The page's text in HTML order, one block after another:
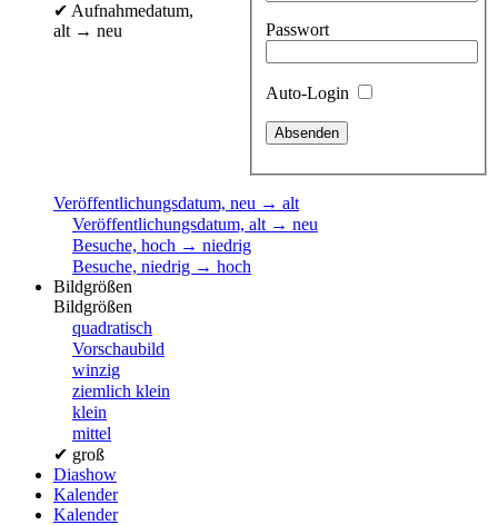
Passwort
Auto-Login
✔ Aufnahmedatum,
alt → neu
Veröffentlichungsdatum, neu → alt
Veröffentlichungsdatum, alt → neu
Besuche, hoch → niedrig
Besuche, niedrig → hoch
Bildgrößen
Bildgrößen
quadratisch
Vorschaubild
winzig
ziemlich klein
klein
mittel
✔ groß
Diashow
Kalender
Kalender